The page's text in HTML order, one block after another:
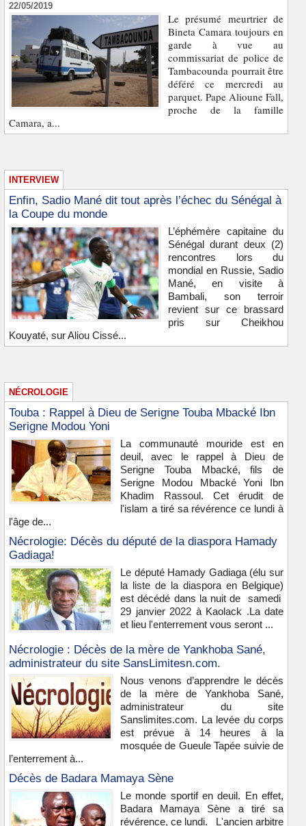
22/05/2019
Le présumé meurtrier de
Bineta Camara toujours en
garde à vue au
commissariat de police de
Tambacounda pourrait être
déféré ce mercredi au
parquet. Pape Alioune Fall,
proche de la famille
Camara, a...
INTERVIEW
Enfin, Sadio Mané dit tout après l’échec du Sénégal à
la Coupe du monde
L’éphémère capitaine du
Sénégal durant deux (2)
rencontres lors du
mondial en Russie, Sadio
Mané, en visite à
Bambali, son terroir
revient sur ce brassard
pris sur Cheikhou
Kouyaté, sur Aliou Cissé...
NÉCROLOGIE
Touba : Rappel à Dieu de Serigne Touba Mbacké Ibn
Serigne Modou Yoni
La communauté mouride est en
deuil, avec le rappel à Dieu de
Serigne Touba Mbacké, fils de
Serigne Modou Mbacké Yoni Ibn
Khadim Rassoul. Cet érudit de
l'islam a tiré sa révérence ce lundi à
l'âge de...
Nécrologie: Décès du député de la diaspora Hamady
Gadiaga!
Le député Hamady Gadiaga (élu sur
la liste de la diaspora en Belgique)
est décédé dans la nuit de samedi
29 janvier 2022 à Kaolack .La date
et lieu l'enterrement vous seront ...
Nécrologie : Décès de la mère de Yankhoba Sané,
administrateur du site SansLimitesn.com.
Nous venons d’apprendre le décès
de la mère de Yankhoba Sané,
administrateur du site
Sanslimites.com. La levée du corps
est prévue à 14 heures à la
mosquée de Gueule Tapée suivie de
l’enterrement à...
Décès de Badara Mamaya Sène
Le monde sportif en deuil. En effet,
Badara Mamaya Sène a tiré sa
révérence, ce lundi. L'ancien arbitre